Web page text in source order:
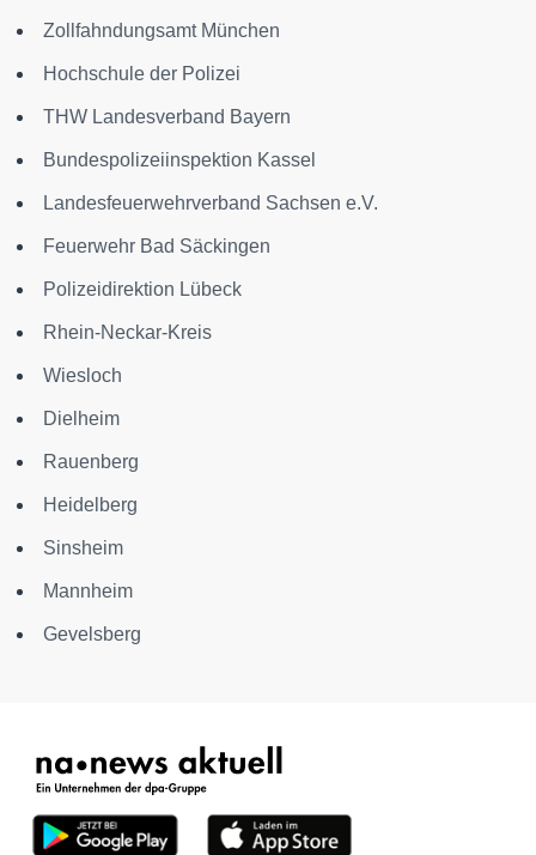
Zollfahndungsamt München
Hochschule der Polizei
THW Landesverband Bayern
Bundespolizeiinspektion Kassel
Landesfeuerwehrverband Sachsen e.V.
Feuerwehr Bad Säckingen
Polizeidirektion Lübeck
Rhein-Neckar-Kreis
Wiesloch
Dielheim
Rauenberg
Heidelberg
Sinsheim
Mannheim
Gevelsberg